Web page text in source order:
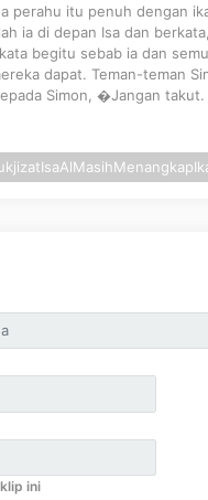
perahu itu penuh dengan
ia di depan Isa dan
begitu sebab ia dan
dapat. Teman-teman
Simon, �Jangan
ini